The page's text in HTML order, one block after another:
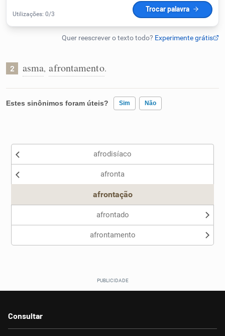
Detector de IA
Humanizador de IA
2 asma, afrontamento.
Estes sinônimos foram úteis? Sim Não
Nenhum dos sinônimos apresentados me ajudou
afrodisíaco
afronta
afrontação
afrontado
afrontamento
Consultar